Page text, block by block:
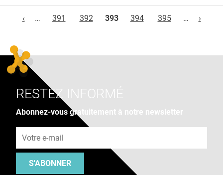
‹
… 391 392 393 394 395 … ›
RESTEZ INFORMÉ
Abonnez-vous gratuitement à notre newsletter
S'ABONNER